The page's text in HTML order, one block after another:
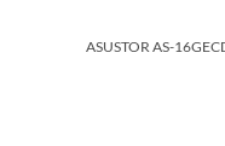
ASUSTOR AS-